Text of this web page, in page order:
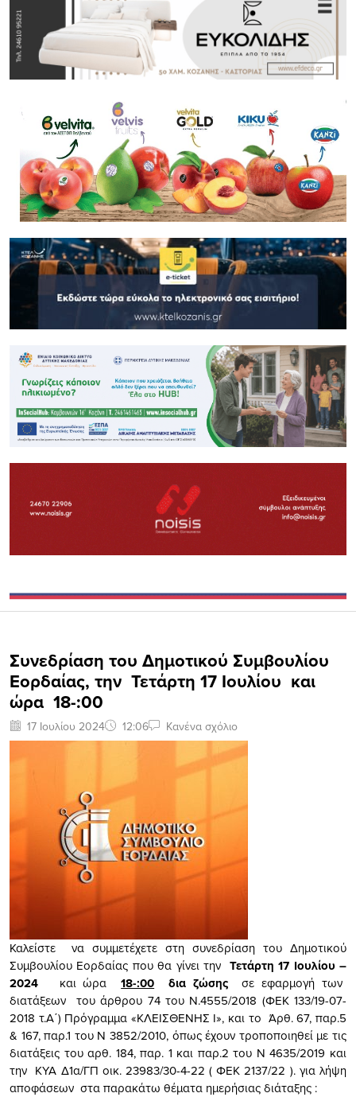
Συνεδρίαση του Δημοτικού Συμβουλίου
Εορδαίας, την Τετάρτη 17 Ιουλίου και
ώρα 18-:00
17 Ιουλίου 2024 12:06 Κανένα σχόλιο
Καλείστε να συμμετέχετε στη συνεδρίαση του Δημοτικού
Συμβουλίου Εορδαίας που θα γίνει την Τετάρτη 17 Ιουλίου –
2024
και ώρα18-:00 δια ζώσηςσε εφαρμογή των
διατάξεων του άρθρου 74 του Ν.4555/2018 (ΦΕΚ 133/19-07-
2018 τ.Α΄) Πρόγραμμα «ΚΛΕΙΣΘΕΝΗΣ Ι», και το Άρθ. 67, παρ.5
& 167, παρ.1 του Ν 3852/2010, όπως έχουν τροποποιηθεί με τις
διατάξεις του αρθ. 184, παρ. 1 και παρ.2 του Ν 4635/2019 και
την ΚΥΑ Δ1α/ΓΠ οικ. 23983/30-4-22 ( ΦΕΚ 2137/22 ). για λήψη
αποφάσεων στα παρακάτω θέματα ημερήσιας διάταξης :